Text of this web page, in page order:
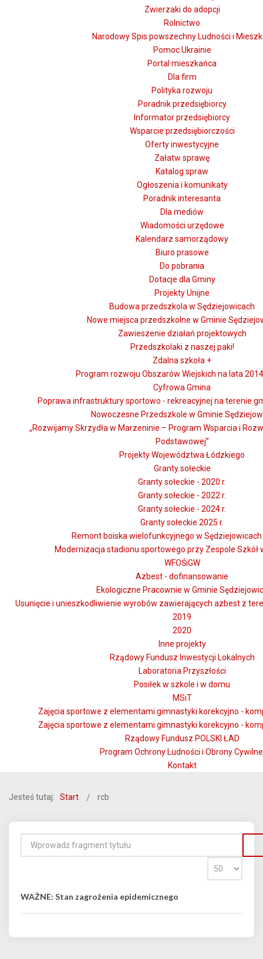
Zwierzaki do adopcji
Rolnictwo
Narodowy Spis powszechny Ludności i
Pomoc Ukrainie
Portal mieszkańca
Dla firm
Polityka rozwoju
Poradnik przedsiębiorcy
Informator przedsiębiorcy
Wsparcie przedsiębiorczości
Oferty inwestycyjne
Załatw sprawę
Katalog spraw
Ogłoszenia i komunikaty
Poradnik interesanta
Dla mediów
Wiadomości urzędowe
Kalendarz samorządowy
Biuro prasowe
Do pobrania
Dotacje dla Gminy
Projekty Unijne
Budowa przedszkola w Sędziejowicach
Nowe miejsca przedszkolne w Gminie
Zawieszenie działań projektowych
Przedszkolaki z naszej paki!
Zdalna szkoła +
Program rozwoju Obszarów Wiejskich na lata
Cyfrowa Gmina
Poprawa infrastruktury sportowo - rekreacyjnej na terenie
Nowoczesne Przedszkole w Gminie
„Rozwijamy Skrzydła w Marzeninie – Program Wsparcia i
Podstawowej”
Projekty Województwa Łódzkiego
Granty sołeckie
Granty sołeckie - 2020 r.
Granty sołeckie - 2022 r.
Granty sołeckie - 2024 r.
Granty sołeckie 2025 r.
Remont boiska wielofunkcyjnego w Sędziejowicach
Modernizacja stadionu sportowego przy Zespole Szkół
WFOŚiGW
Azbest - dofinansowanie
Ekologiczne Pracownie w Gminie
Usunięcie i unieszkodliwienie wyrobów zawierających azbest z
2019
2020
Inne projekty
Rządowy Fundusz Inwestycji Lokalnych
Laboratoria Przyszłości
Posiłek w szkole i w domu
MSiT
Zajęcia sportowe z elementami gimnastyki korekcyjno -
Zajęcia sportowe z elementami gimnastyki korekcyjno -
Rządowy Fundusz POLSKI ŁAD
Program Ochrony Ludności i Obrony
Kontakt
Jesteś tutaj: Start rcb
WAŻNE: Stan zagrożenia epidemicznego